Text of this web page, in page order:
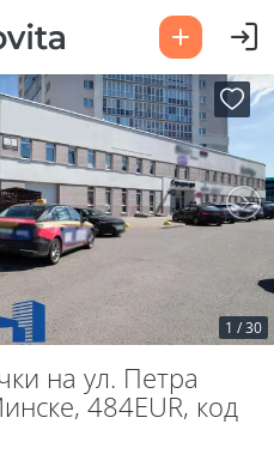
1 /30
на ул. Петра
484EUR, код